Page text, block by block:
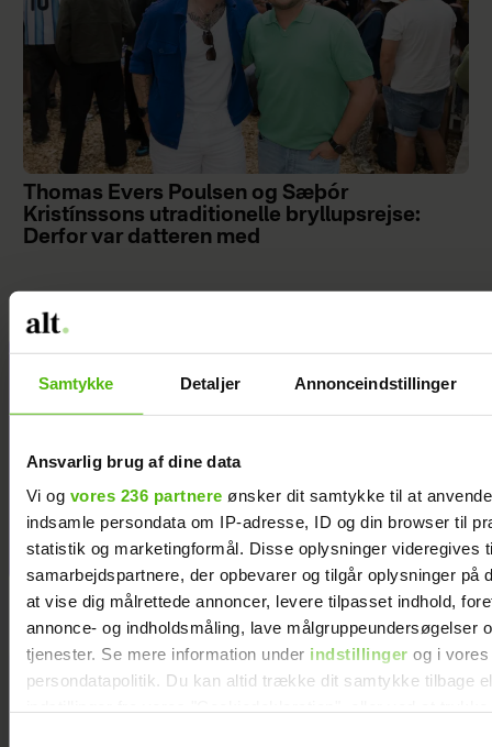
Samtykke Detaljer Annonceindstillinger
Ansvarlig brug af dine data
Vi og vores 236 partnere ønsker dit samtykke til at
indsamle persondata om IP-adresse, ID og din browser til
statistik og marketingformål. Disse oplysninger videregives
samarbejdspartnere, der opbevarer og tilgår oplysninger på
at vise dig målrettede annoncer, levere tilpasset indhold,
annonce- og indholdsmåling, lave målgruppeundersøgelser
tjenester. Se mere information under indstillinger og i vores
persondatapolitik. Du kan altid trække dit samtykke tilbage
Thomas Evers Poulsen og Sæþór
Kristínssons utraditionelle bryllupsrejse:
Derfor var datteren med
Jeg valgte at
blive skilt fra
fik jeg et chok